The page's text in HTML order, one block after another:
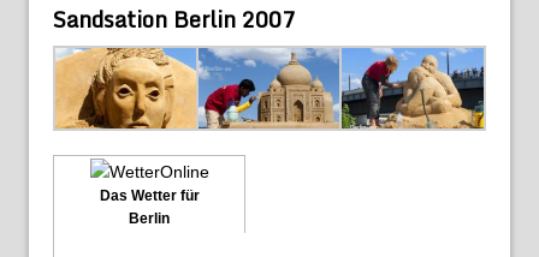
Sandsation Berlin 2007
Das Wetter für
Berlin